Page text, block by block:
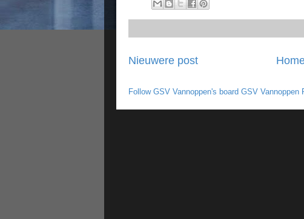
Nieuwere post
Follow GSV Vannoppen's board GSV Vannoppen